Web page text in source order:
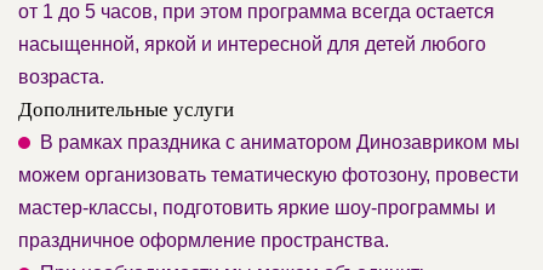
от 1 до 5 часов, при этом программа всегда остается
насыщенной, яркой и интересной для детей любого
возраста.
Дополнительные услуги
В рамках праздника с аниматором Динозавриком мы
можем организовать тематическую фотозону, провести
мастер-классы, подготовить яркие шоу-программы и
праздничное оформление пространства.